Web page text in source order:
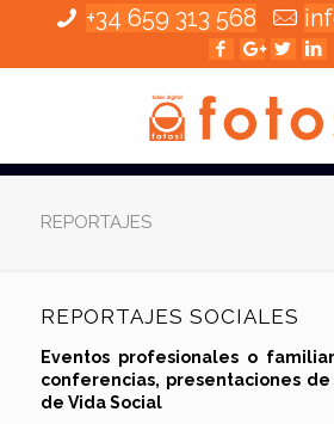
+34 659 313 568
REPORTAJES
REPORTAJES SOCIALES
Eventos profesionales o
conferencias, presentaciones
de Vida Social